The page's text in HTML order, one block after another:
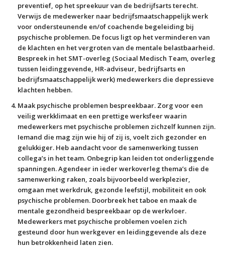
preventief, op het spreekuur van de bedrijfsarts terecht.
Verwijs de medewerker naar bedrijfsmaatschappelijk werk
voor ondersteunende en/of coachende begeleiding bij
psychische problemen. De focus ligt op het verminderen van
de klachten en het vergroten van de mentale belastbaarheid.
Bespreek in het SMT-overleg (Sociaal Medisch Team, overleg
tussen leidinggevende, HR-adviseur, bedrijfsarts en
bedrijfsmaatschappelijk werk) medewerkers die depressieve
klachten hebben.
Maak psychische problemen bespreekbaar. Zorg voor een
veilig werkklimaat en een prettige werksfeer waarin
medewerkers met psychische problemen zichzelf kunnen zijn.
Iemand die mag zijn wie hij of zij is, voelt zich gezonder en
gelukkiger. Heb aandacht voor de samenwerking tussen
collega’s in het team. Onbegrip kan leiden tot onderliggende
spanningen. Agendeer in ieder werkoverleg thema’s die de
samenwerking raken, zoals bijvoorbeeld werkplezier,
omgaan met werkdruk, gezonde leefstijl, mobiliteit en ook
psychische problemen. Doorbreek het taboe en maak de
mentale gezondheid bespreekbaar op de werkvloer.
Medewerkers met psychische problemen voelen zich
gesteund door hun werkgever en leidinggevende als deze
hun betrokkenheid laten zien.